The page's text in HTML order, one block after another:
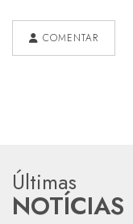
COMENTAR
Últimas
NOTÍCIAS